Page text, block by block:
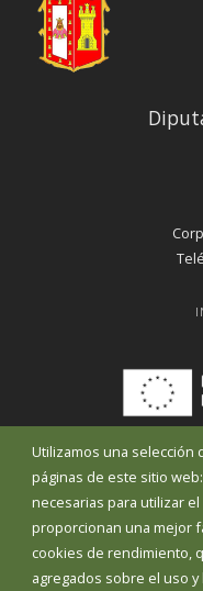
Utilizamos una selección
páginas de este sitio
necesarias para utilizar
proporcionan una mejor
cookies de rendimiento,
agregados sobre el uso